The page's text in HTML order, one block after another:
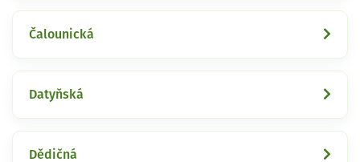
Čalounická
Datyňská
Dědičná